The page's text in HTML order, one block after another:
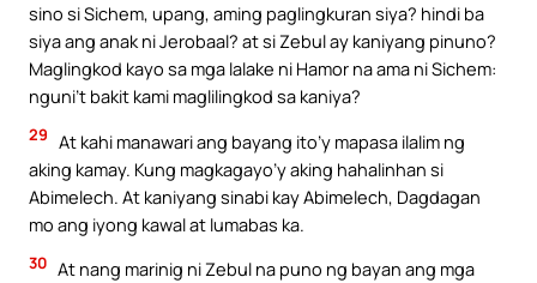
sino si Sichem, upang, aming paglingkuran siya? hindi ba
siya ang anak ni Jerobaal? at si Zebul ay kaniyang pinuno?
Maglingkod kayo sa mga lalake ni Hamor na ama ni Sichem:
nguni’t bakit kami maglilingkod sa kaniya?
29 At kahi manawari ang bayang ito’y mapasa ilalim ng
aking kamay. Kung magkagayo’y aking hahalinhan si
Abimelech. At kaniyang sinabi kay Abimelech, Dagdagan
mo ang iyong kawal at lumabas ka.
30 At nang marinig ni Zebul na puno ng bayan ang mga